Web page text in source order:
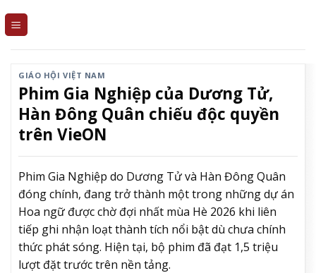
GIÁO HỘI VIỆT NAM
Phim Gia Nghiệp của Dương Tử,
Hàn Đông Quân chiếu độc quyền
trên VieON
Phim Gia Nghiệp do Dương Tử và Hàn Đông Quân
đóng chính, đang trở thành một trong những dự án
Hoa ngữ được chờ đợi nhất mùa Hè 2026 khi liên
tiếp ghi nhận loạt thành tích nổi bật dù chưa chính
thức phát sóng. Hiện tại, bộ phim đã đạt 1,5 triệu
lượt đặt trước trên nền tảng.